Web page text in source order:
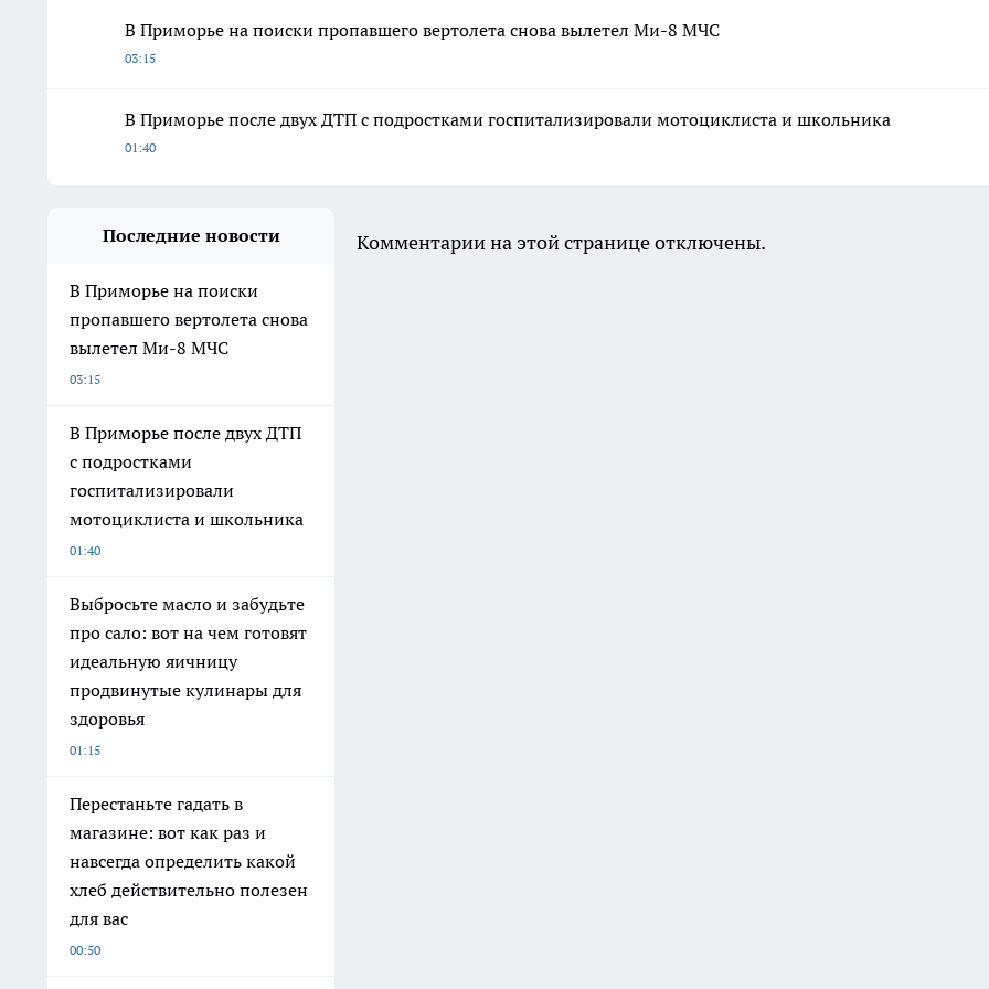
В Приморье на поиски пропавшего вертолета снова вылетел Ми-8 МЧС
03:15
В Приморье после двух ДТП с подростками госпитализировали мотоциклиста и школьника
01:40
Последние новости
В Приморье на поиски
пропавшего вертолета снова
вылетел Ми-8 МЧС
03:15
В Приморье после двух ДТП
с подростками
госпитализировали
мотоциклиста и школьника
01:40
Выбросьте масло и забудьте
про сало: вот на чем готовят
идеальную яичницу
продвинутые кулинары для
здоровья
01:15
Перестаньте гадать в
магазине: вот как раз и
навсегда определить какой
хлеб действительно полезен
для вас
00:50
Комментарии на этой странице отключены.